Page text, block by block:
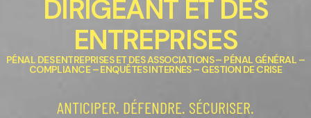
DIRIGEANT ET DES
ENTREPRISES
PÉNAL DES ENTREPRISES ET DES ASSOCIATIONS – PÉNAL GÉNÉRAL –
COMPLIANCE – ENQUÊTES INTERNES – GESTION DE CRISE
ANTICIPER. DÉFENDRE. SÉCURISER.